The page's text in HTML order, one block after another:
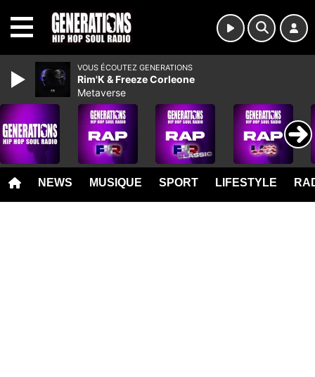
NEWS MUSIQUE SPORT LIFESTYLE
VOUS ÉCOUTEZ GENERATIONS
Rim'K & Freeze Corleone
Metaverse